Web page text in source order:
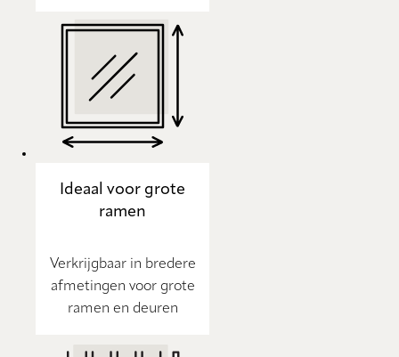
Ideaal voor grote
ramen
Verkrijgbaar in bredere
afmetingen voor grote
ramen en deuren